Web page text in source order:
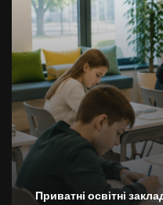
Приватні освітні